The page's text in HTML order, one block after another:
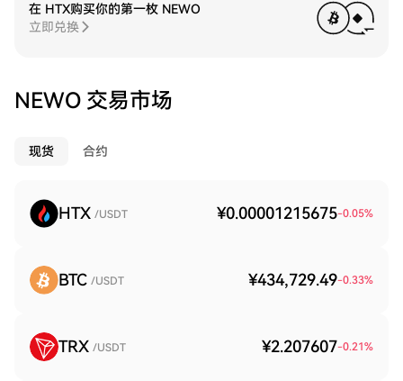
在 HTX购买你的第一枚 NEWO
立即兑换
NEWO 交易市场
现货 合约
HTX /USDT ¥0.00001215675-0.05%
BTC /USDT ¥434,729.49-0.33%
TRX /USDT ¥2.207607-0.21%